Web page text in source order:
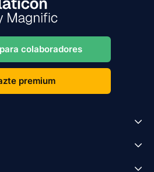
colaboradores
premium